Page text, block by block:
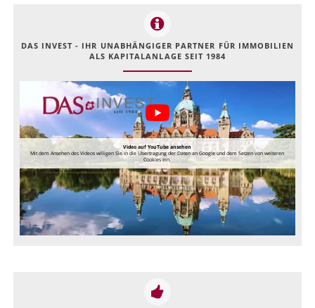
DAS INVEST - IHR UNABHÄNGIGER PARTNER FÜR IMMOBILIEN
ALS KAPITALANLAGE SEIT 1984
Video auf YouTube ansehen
Mit dem Ansehen des Videos willigen Sie in die Übertragung der Daten an Google und dem Setzen von weiteren
Cookies ein.